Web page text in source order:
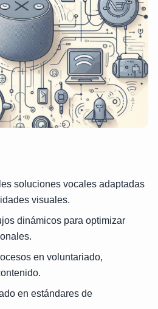
soluciones vocales adaptadas
visuales.
dinámicos para optimizar
en voluntariado,
en estándares de